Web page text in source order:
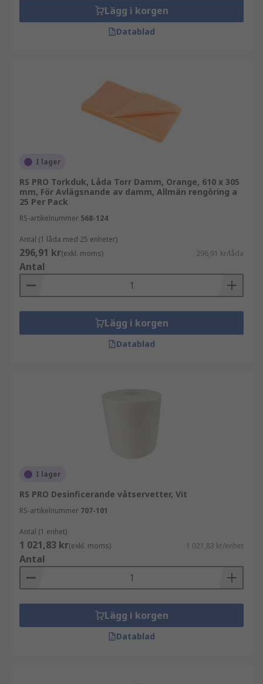
Lägg i korgen
Datablad
I lager
RS PRO Torkduk, Låda Torr Damm, Orange, 610 x 305
mm, För Avlägsnande av damm, Allmän rengöring a
25 Per Pack
RS-artikelnummer 568-124
Antal (1 låda med 25 enheter)
296,91 kr(exkl. moms) 296,91 kr/låda
Antal
Lägg i korgen
Datablad
I lager
RS PRO Desinficerande våtservetter, Vit
RS-artikelnummer 707-101
Antal (1 enhet)
1 021,83 kr(exkl. moms) 1 021,83 kr/enhet
Antal
Lägg i korgen
Datablad